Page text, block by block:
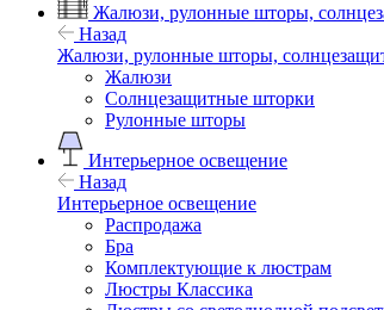
Жалюзи, рулонные шторы,
Назад
Жалюзи, рулонные шторы,
Жалюзи
Солнцезащитные шторки
Рулонные шторы
Интерьерное освещение
Назад
Интерьерное освещение
Распродажа
Бра
Комплектующие к люстрам
Люстры Классика